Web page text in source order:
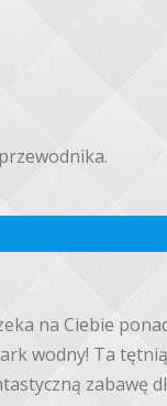
na Ciebie
wodny! Ta
zabawę